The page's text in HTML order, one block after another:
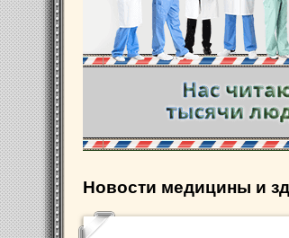
.
Новости медицины и